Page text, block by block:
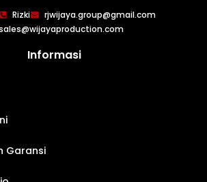
Rizki
rjwijaya.group@gmail.com
Informasi
Garansi